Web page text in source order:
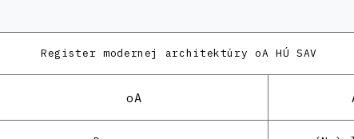
Register modernej architektúry oA HÚ SAV
oA